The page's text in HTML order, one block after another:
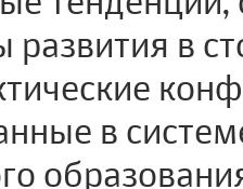
развития в
в